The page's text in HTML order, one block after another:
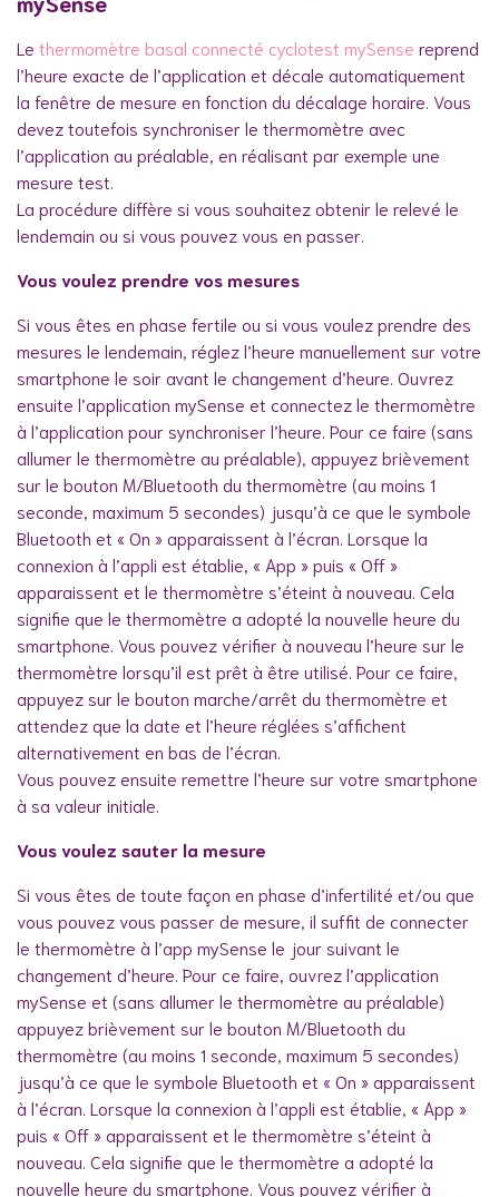
Le thermomètre basal connecté cyclotest mySense reprend
l’heure exacte de l’application et décale automatiquement
la fenêtre de mesure en fonction du décalage horaire. Vous
devez toutefois synchroniser le thermomètre avec
l’application au préalable, en réalisant par exemple une
mesure test.
La procédure diffère si vous souhaitez obtenir le relevé le
lendemain ou si vous pouvez vous en passer.
Vous voulez prendre vos mesures
Si vous êtes en phase fertile ou si vous voulez prendre des
mesures le lendemain, réglez l’heure manuellement sur votre
smartphone le soir avant le changement d’heure. Ouvrez
ensuite l’application mySense et connectez le thermomètre
à l’application pour synchroniser l’heure. Pour ce faire (sans
allumer le thermomètre au préalable), appuyez brièvement
sur le bouton M/Bluetooth du thermomètre (au moins 1
seconde, maximum 5 secondes) jusqu’à ce que le symbole
Bluetooth et « On » apparaissent à l’écran. Lorsque la
connexion à l’appli est établie, « App » puis « Off »
apparaissent et le thermomètre s’éteint à nouveau. Cela
signifie que le thermomètre a adopté la nouvelle heure du
smartphone. Vous pouvez vérifier à nouveau l’heure sur le
thermomètre lorsqu’il est prêt à être utilisé. Pour ce faire,
appuyez sur le bouton marche/arrêt du thermomètre et
attendez que la date et l’heure réglées s’affichent
alternativement en bas de l’écran.
Vous pouvez ensuite remettre l’heure sur votre smartphone
à sa valeur initiale.
Vous voulez sauter la mesure
Si vous êtes de toute façon en phase d’infertilité et/ou que
vous pouvez vous passer de mesure, il suffit de connecter
le thermomètre à l’app mySense le jour suivant le
changement d’heure. Pour ce faire, ouvrez l’application
mySense et (sans allumer le thermomètre au préalable)
appuyez brièvement sur le bouton M/Bluetooth du
thermomètre (au moins 1 seconde, maximum 5 secondes)
jusqu’à ce que le symbole Bluetooth et « On » apparaissent
à l’écran. Lorsque la connexion à l’appli est établie, « App »
puis « Off » apparaissent et le thermomètre s’éteint à
nouveau. Cela signifie que le thermomètre a adopté la
nouvelle heure du smartphone. Vous pouvez vérifier à